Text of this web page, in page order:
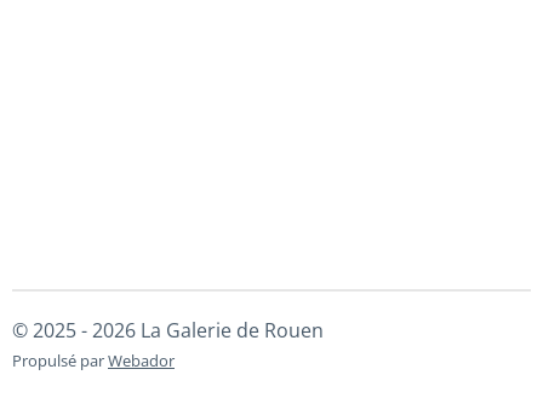
© 2025 - 2026 La Galerie de Rouen
Propulsé parWebador